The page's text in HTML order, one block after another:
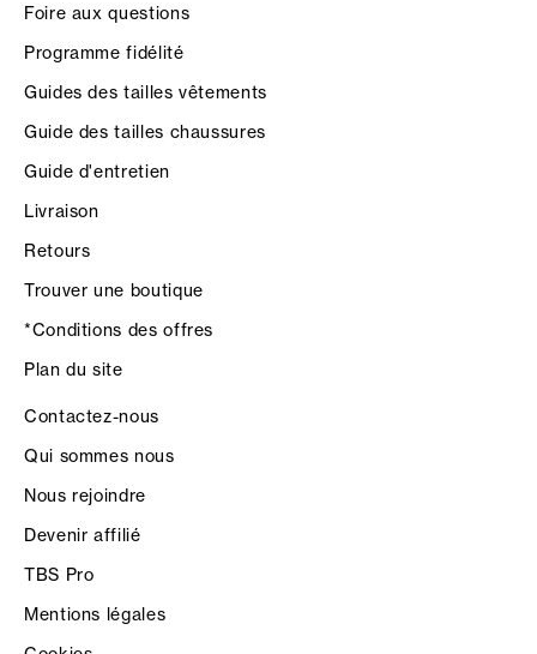
Foire aux questions
Programme fidélité
Guides des tailles vêtements
Guide des tailles chaussures
Guide d'entretien
Livraison
Retours
Trouver une boutique
*Conditions des offres
Plan du site
Contactez-nous
Qui sommes nous
Nous rejoindre
Devenir affilié
TBS Pro
Mentions légales